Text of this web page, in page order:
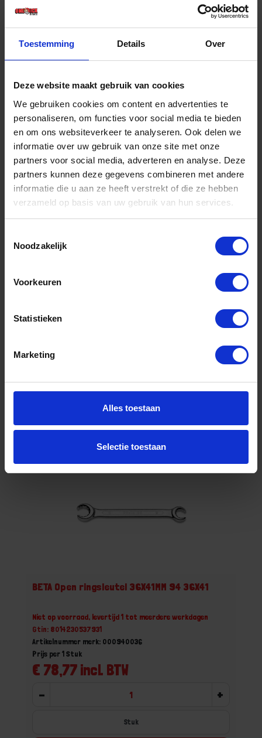
Toestemming Details Over
Deze website maakt gebruik van cookies
We gebruiken cookies om content en advertenties te
personaliseren, om functies voor social media te bieden
en om ons websiteverkeer te analyseren. Ook delen we
informatie over uw gebruik van onze site met onze
partners voor social media, adverteren en analyse. Deze
partners kunnen deze gegevens combineren met andere
informatie die u aan ze heeft verstrekt of die ze hebben
verzameld op basis van uw gebruik van hun services.
Noodzakelijk
Voorkeuren
Statistieken
Marketing
Alles toestaan
Selectie toestaan
€ 35,57 incl. BTW
- +
Artikelnummer merk: 000940030
+
BETA Open ringsleutel 36X41MM 94 36X41
Niet op voorraad, levertijd 1 tot meerdere werkdagen
Gtin: 8014230537931
Artikelnummer merk: 000940036
€ 78,77 incl. BTW
Prijs per 1 Stuk
- +
Stuk